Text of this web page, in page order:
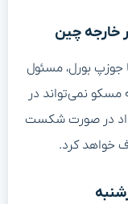
خارجه چین
جوزپ بورل، مسئول
مسکو نمی‌تواند در
در صورت شکست
خواهد کرد.